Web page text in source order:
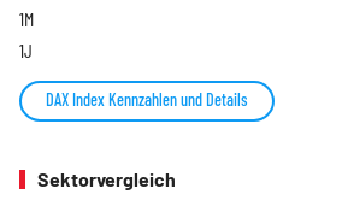
1M
1J
DAX Index Kennzahlen und Details
Sektorvergleich